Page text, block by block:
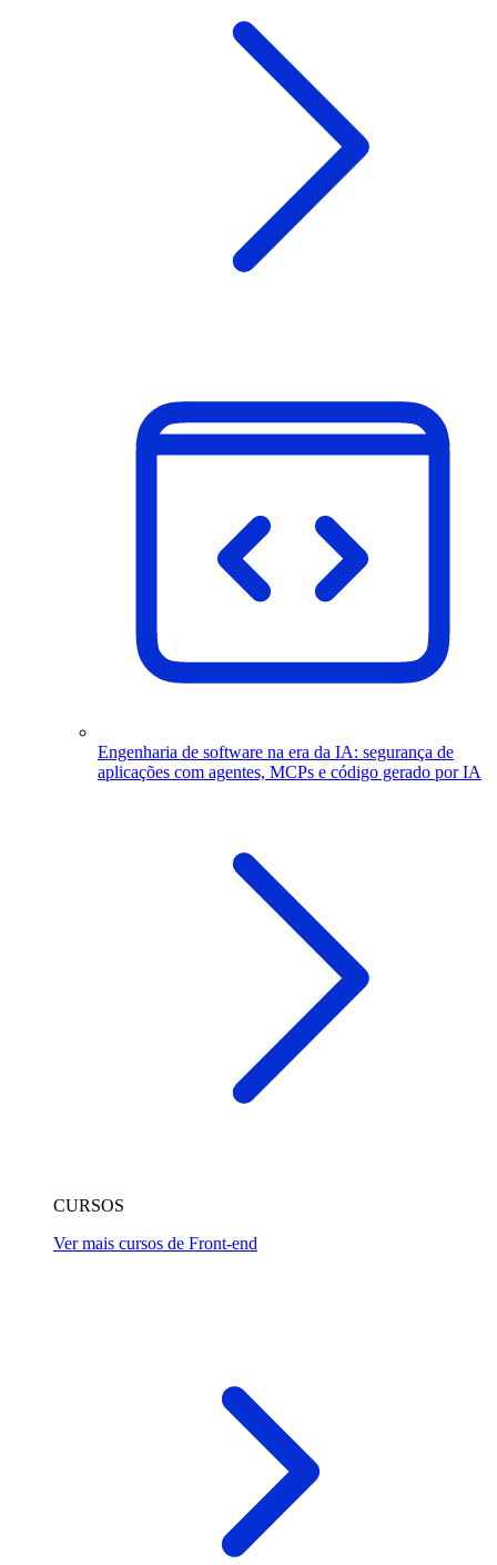
Engenharia de software na era da IA: segurança de
aplicações com agentes, MCPs e código gerado por IA
CURSOS
Ver mais cursos de Front-end